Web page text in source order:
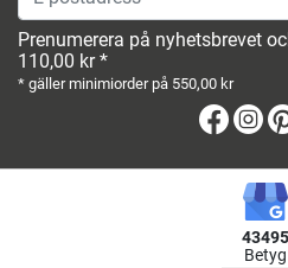
Prenumerera på nyhetsbrevet
110,00 kr *
* gäller minimiorder på 550,00 kr
43495
Betyg